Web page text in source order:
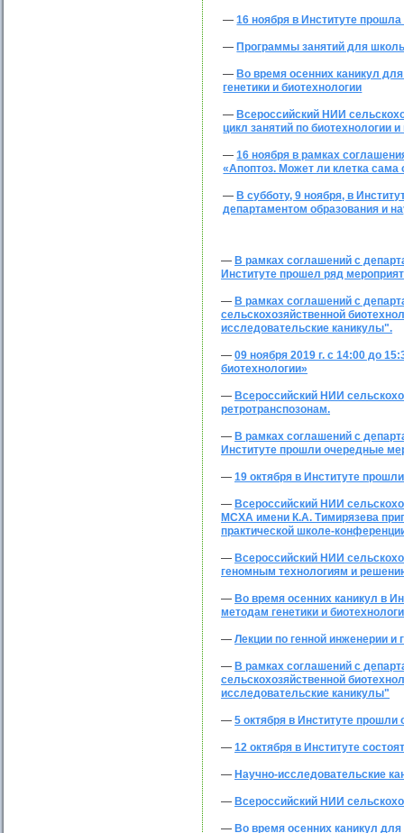
—16 ноября в Институте
— Программы занятий для
— Во время осенних каникул
генетики и биотехнологии
— Всероссийский НИИ
цикл занятий по биотехнологии и
—16 ноября в рамках
«Апоптоз. Может ли клетка сама
— В субботу, 9 ноября, в
департаментом образования и
— В рамках соглашений с
Институте прошел ряд
— В рамках соглашений с
сельскохозяйственной
исследовательские каникулы".
— 09 ноября 2019 г. с 14:00 до
биотехнологии»
— Всероссийский НИИ
ретротранспозонам.
— В рамках соглашений с
Институте прошли очередные
— 19 октября в Институте
— Всероссийский НИИ
МСХА имени К.А. Тимирязева
практической школе-
— Всероссийский НИИ
геномным технологиям и
— Во время осенних каникул в
методам генетики и
— Лекции по генной инженерии
— В рамках соглашений с
сельскохозяйственной
исследовательские каникулы"
— 5 октября в Институте
— 12 октября в Институте
— Научно-исследовательские
— Всероссийский НИИ
— Во время осенних каникул